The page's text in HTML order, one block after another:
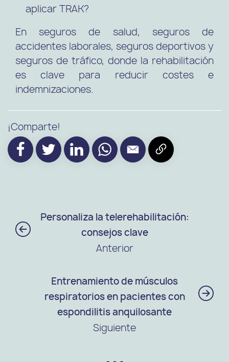
aplicar TRAK?
En seguros de salud, seguros de
accidentes laborales, seguros deportivos y
seguros de tráfico, donde la rehabilitación
es clave para reducir costes e
indemnizaciones.
¡Comparte!
Personaliza la telerehabilitación:
consejos clave
Anterior
Entrenamiento de músculos
respiratorios en pacientes con
espondilitis anquilosante
Siguiente